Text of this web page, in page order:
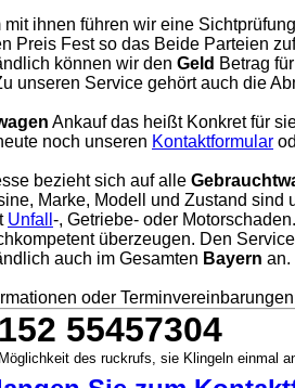
mit ihnen führen wir eine
Preis Fest so das Beide Parteien
können wir den Geld Betrag
unseren Service gehört auch die
Ankauf das heißt Konkret für
noch unseren Kontaktformular
bezieht sich auf alle
Marke, Modell und Zustand sind
Unfall -, Getriebe- oder
überzeugen. Den
auch im Gesamten Bayern an.
oder
55457304
des ruckrufs, sie Klingeln einmal